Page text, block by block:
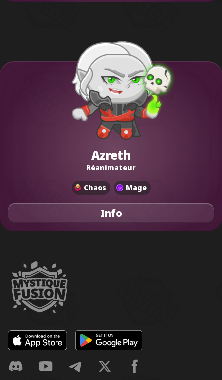
Azreth
Réanimateur
Chaos Mage
Info